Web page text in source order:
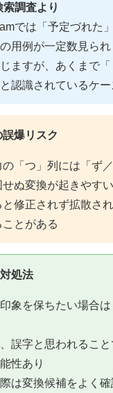
調査より
では「予定づれた
用例が一定数見られ
ますが、あくまで「
認識されているケー
爆リスク
「つ」列には「ず／
ぬ変換が起きやすい
修正されず拡散さ
とがある
処法
象を保ちたい場合
誤字と思われること
性あり
は変換候補をよく